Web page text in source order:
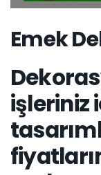
Emek
işleriniz